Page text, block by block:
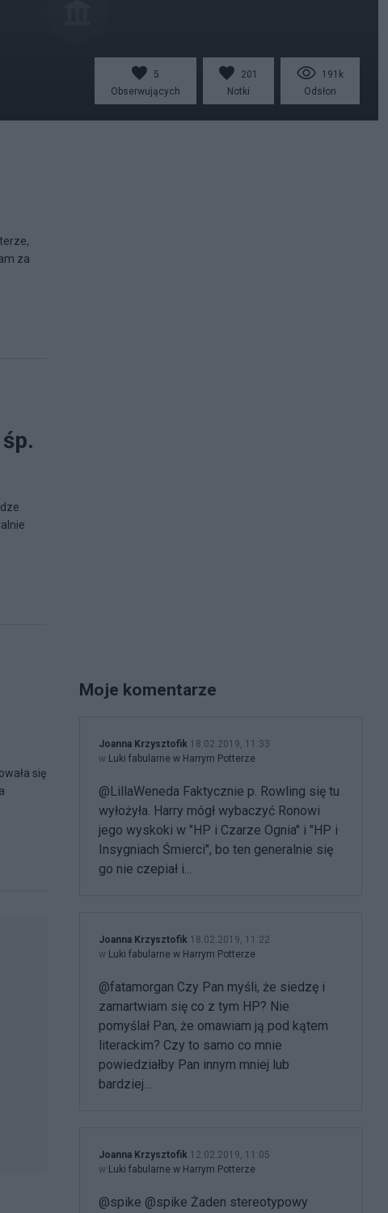
5
Obserwujących
201
Notki
191k
Odsłon
za
się
Moje komentarze
Joanna Krzysztofik 18.02.2019, 11:33
w Luki fabularne w Harrym Potterze
@LillaWeneda Faktycznie p. Rowling się tu
wyłożyła. Harry mógł wybaczyć Ronowi
jego wyskoki w "HP i Czarze Ognia" i "HP i
Insygniach Śmierci", bo ten generalnie się
go nie czepiał i...
Joanna Krzysztofik 18.02.2019, 11:22
w Luki fabularne w Harrym Potterze
@fatamorgan Czy Pan myśli, że siedzę i
zamartwiam się co z tym HP? Nie
pomyślał Pan, że omawiam ją pod kątem
literackim? Czy to samo co mnie
powiedziałby Pan innym mniej lub
bardziej...
Joanna Krzysztofik 12.02.2019, 11:05
w Luki fabularne w Harrym Potterze
@spike @spike Żaden stereotypowy